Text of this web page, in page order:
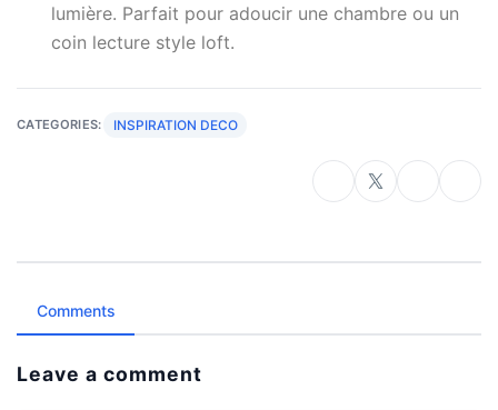
lumière. Parfait pour adoucir une chambre ou un
coin lecture style loft.
CATEGORIES: INSPIRATION DECO
Comments
Leave a comment